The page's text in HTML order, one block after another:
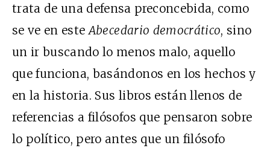
trata de una defensa preconcebida, como
se ve en esteAbecedario democrático, sino
un ir buscando lo menos malo, aquello
que funciona, basándonos en los hechos y
en la historia. Sus libros están llenos de
referencias a filósofos que pensaron sobre
lo político, pero antes que un filósofo